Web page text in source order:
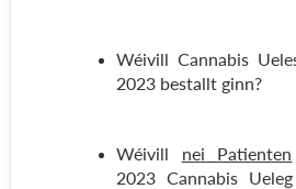
Wéivill Cannabis
2023 bestallt ginn?
Wéivill nei Patienten
2023 Cannabis